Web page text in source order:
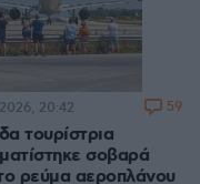
τουρίστρια
σοβαρά
ρεύμα αεροπλάνου
20:42 59